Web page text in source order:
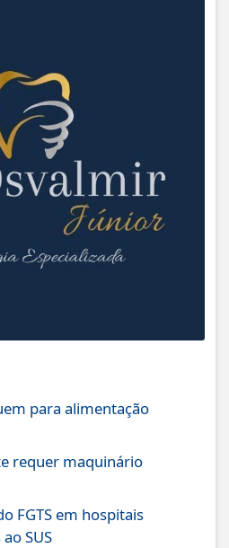
para alimentação
requer maquinário
FGTS em hospitais
SUS